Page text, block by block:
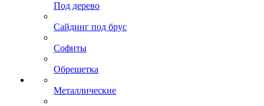
Под дерево
Сайдинг под брус
Софиты
Обрешетка
Металлические